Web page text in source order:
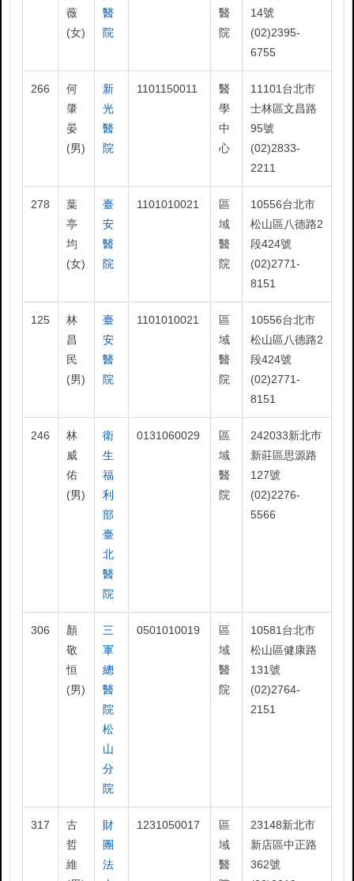
薇
(女)
醫
院
醫
院
14號
(02)2395-
6755
266
何
肇
晏
(男)
新
光
醫
院
1101150011
醫
學
中
心
11101台北市
士林區文昌路
95號
(02)2833-
2211
278
葉
亭
均
(女)
臺
安
醫
院
1101010021
區
域
醫
院
10556台北市
松山區八德路2
段424號
(02)2771-
8151
125
林
昌
民
(男)
臺
安
醫
院
1101010021
區
域
醫
院
10556台北市
松山區八德路2
段424號
(02)2771-
8151
246
林
威
佑
(男)
衛
生
福
利
部
臺
北
醫
院
0131060029
區
域
醫
院
242033新北巿
新莊區思源路
127號
(02)2276-
5566
306
顏
敬
恒
(男)
三
軍
總
醫
院
松
山
分
院
0501010019
區
域
醫
院
10581台北市
松山區健康路
131號
(02)2764-
2151
317
古
哲
維
財
團
法
1231050017
區
域
醫
23148新北市
新店區中正路
362號